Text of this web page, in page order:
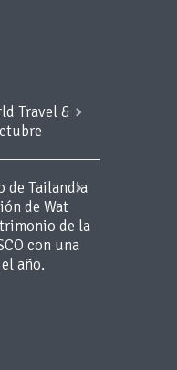
Travel &
de Tailandia
de Wat
de la
con una
año.